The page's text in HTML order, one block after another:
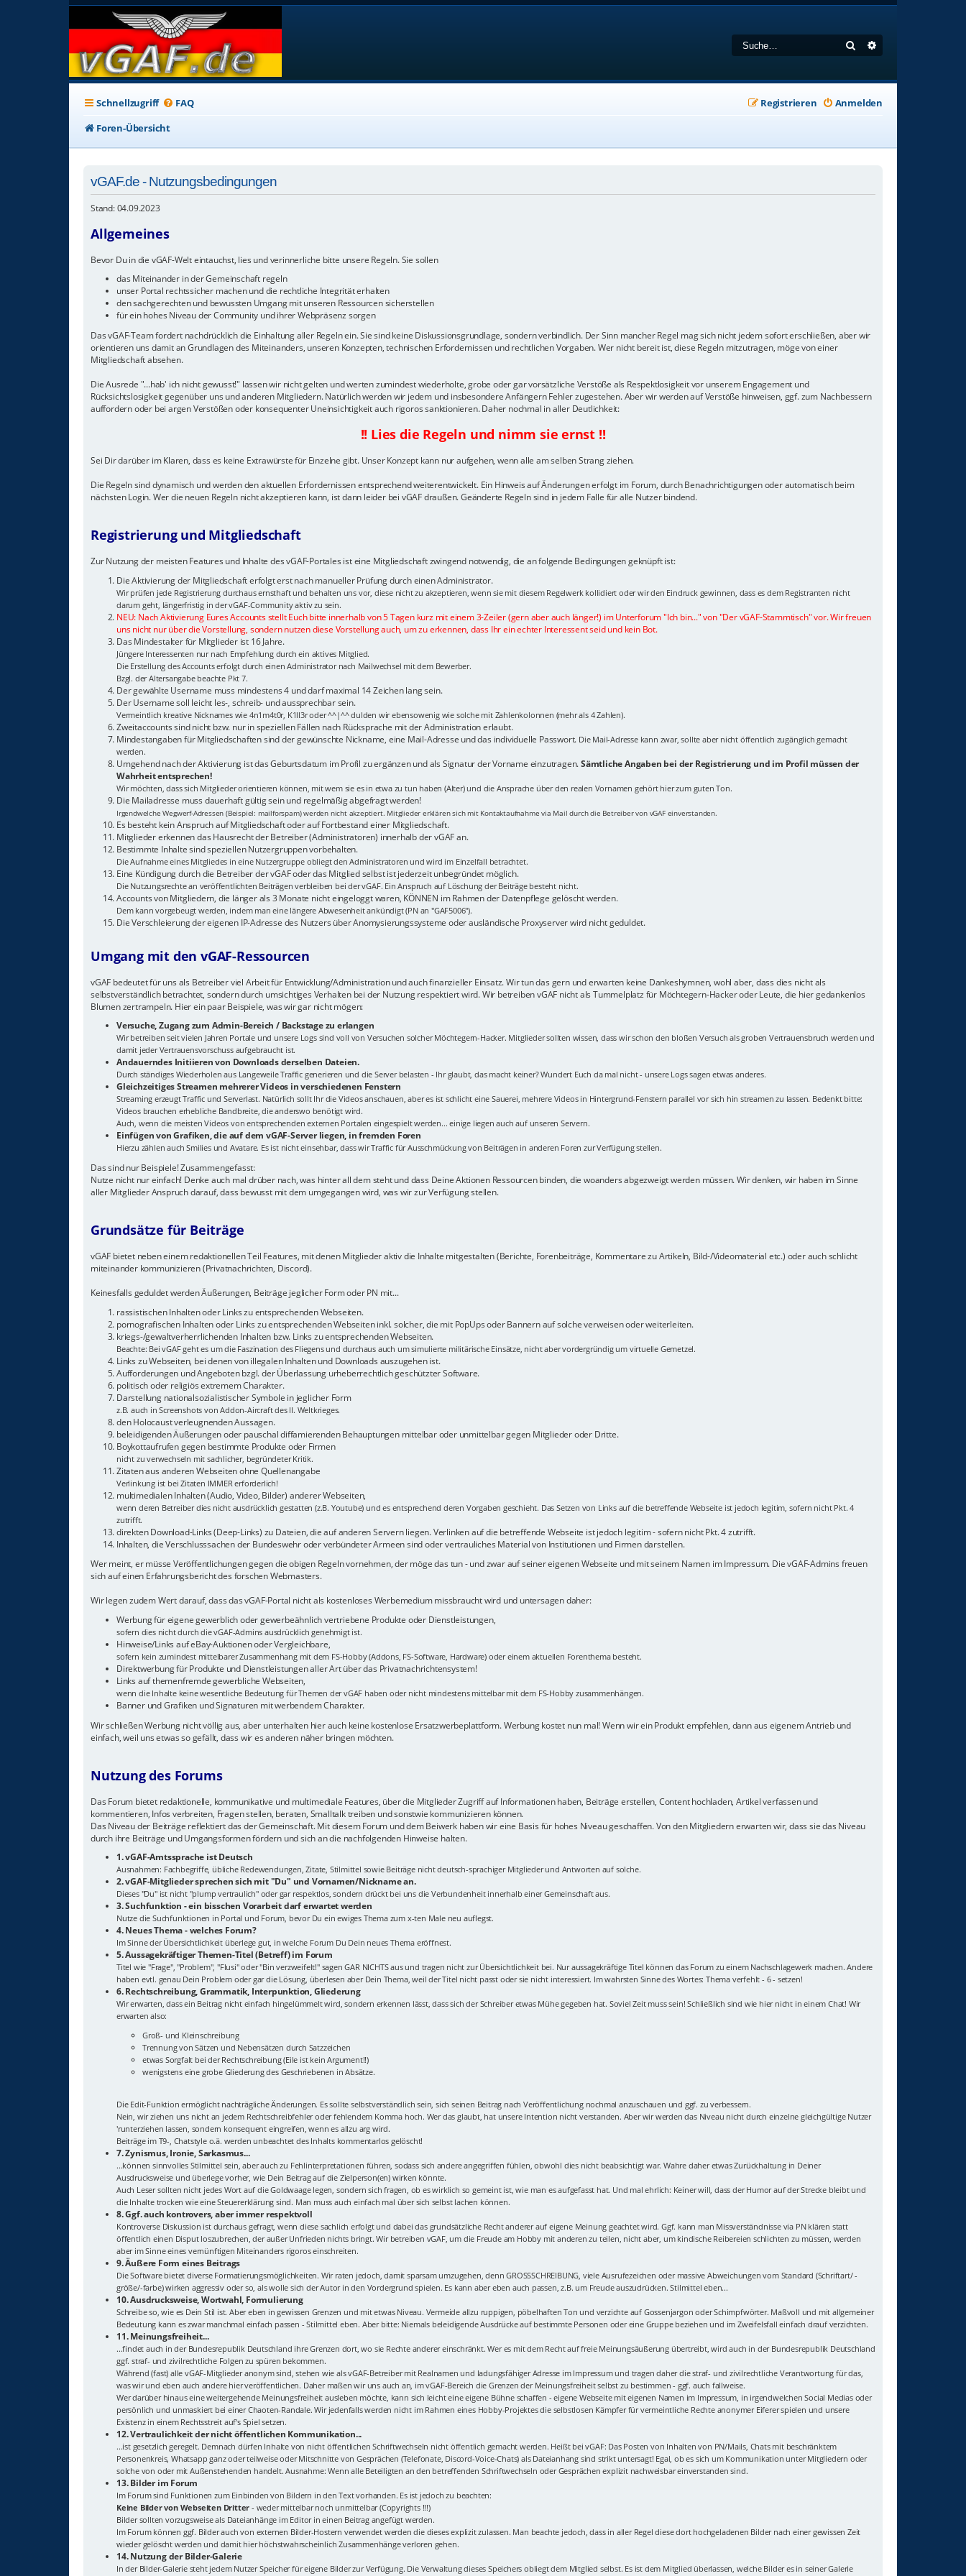
Suche
Schnellzugriff FAQ Anmelden
Registrieren
Foren-Übersicht
vGAF.de - Nutzungsbedingungen
Stand: 04.09.2023
Allgemeines
Bevor Du in die vGAF-Welt eintauchst, lies und verinnerliche bitte unsere Regeln. Sie sollen
das Miteinander in der Gemeinschaft regeln
unser Portal rechtssicher machen und die rechtliche Integrität erhalten
den sachgerechten und bewussten Umgang mit unseren Ressourcen sicherstellen
für ein hohes Niveau der Community und ihrer Webpräsenz sorgen
Das vGAF-Team fordert nachdrücklich die Einhaltung aller Regeln ein. Sie sind keine Diskussionsgrundlage, sondern verbindlich. Der Sinn mancher Regel mag sich nicht jedem sofort erschließen, aber wir
orientieren uns damit an Grundlagen des Miteinanders, unseren Konzepten, technischen Erfordernissen und rechtlichen Vorgaben. Wer nicht bereit ist, diese Regeln mitzutragen, möge von einer
Mitgliedschaft absehen.
Die Ausrede "...hab' ich nicht gewusst!" lassen wir nicht gelten und werten zumindest wiederholte, grobe oder gar vorsätzliche Verstöße als Respektlosigkeit vor unserem Engagement und
Rücksichtslosigkeit gegenüber uns und anderen Mitgliedern. Natürlich werden wir jedem und insbesondere Anfängern Fehler zugestehen. Aber wir werden auf Verstöße hinweisen, ggf. zum Nachbessern
auffordern oder bei argen Verstößen oder konsequenter Uneinsichtigkeit auch rigoros sanktionieren. Daher nochmal in aller Deutlichkeit:
!! Lies die Regeln und nimm sie ernst !!
Sei Dir darüber im Klaren, dass es keine Extrawürste für Einzelne gibt. Unser Konzept kann nur aufgehen, wenn alle am selben Strang ziehen.
Die Regeln sind dynamisch und werden den aktuellen Erfordernissen entsprechend weiterentwickelt. Ein Hinweis auf Änderungen erfolgt im Forum, durch Benachrichtigungen oder automatisch beim
nächsten Login. Wer die neuen Regeln nicht akzeptieren kann, ist dann leider bei vGAF draußen. Geänderte Regeln sind in jedem Falle für alle Nutzer bindend.
Registrierung und Mitgliedschaft
Zur Nutzung der meisten Features und Inhalte des vGAF-Portales ist eine Mitgliedschaft zwingend notwendig, die an folgende Bedingungen geknüpft ist:
Die Aktivierung der Mitgliedschaft erfolgt erst nach manueller Prüfung durch einen Administrator.
Wir prüfen jede Registrierung durchaus ernsthaft und behalten uns vor, diese nicht zu akzeptieren, wenn sie mit diesem Regelwerk kollidiert oder wir den Eindruck gewinnen, dass es dem Registranten nicht
darum geht, längerfristig in der vGAF-Community aktiv zu sein.
NEU: Nach Aktivierung Eures Accounts stellt Euch bitte innerhalb von 5 Tagen kurz mit einem 3-Zeiler (gern aber auch länger!) im Unterforum "Ich bin..." von "Der vGAF-Stammtisch" vor. Wir freuen
uns nicht nur über die Vorstellung, sondern nutzen diese Vorstellung auch, um zu erkennen, dass Ihr ein echter Interessent seid und kein Bot.
Das Mindestalter für Mitglieder ist 16 Jahre.
Jüngere Interessenten nur nach Empfehlung durch ein aktives Mitglied.
Die Erstellung des Accounts erfolgt durch einen Administrator nach Mailwechsel mit dem Bewerber.
Bzgl. der Altersangabe beachte Pkt 7.
Der gewählte Username muss mindestens 4 und darf maximal 14 Zeichen lang sein.
Der Username soll leicht les-, schreib- und aussprechbar sein.
Vermeintlich kreative Nicknames wie 4n1m4t0r, K1ll3r oder ^^|^^ dulden wir ebensowenig wie solche mit Zahlenkolonnen (mehr als 4 Zahlen).
Zweitaccounts sind nicht bzw. nur in speziellen Fällen nach Rücksprache mit der Administration erlaubt.
Mindestangaben für Mitgliedschaften sind der gewünschte Nickname, eine Mail-Adresse und das individuelle Passwort. Die Mail-Adresse kann zwar, sollte aber nicht öffentlich zugänglich gemacht
werden.
Umgehend nach der Aktivierung ist das Geburtsdatum im Profil zu ergänzen und als Signatur der Vorname einzutragen.Sämtliche Angaben bei der Registrierung und im Profil müssen der
Wahrheit entsprechen!
Wir möchten, dass sich Mitglieder orientieren können, mit wem sie es in etwa zu tun haben (Alter) und die Ansprache über den realen Vornamen gehört hier zum guten Ton.
Die Mailadresse muss dauerhaft gültig sein und regelmäßig abgefragt werden!
Irgendwelche Wegwerf-Adressen (Beispiel: mailforspam) werden nicht akzeptiert. Mitglieder erklären sich mit Kontaktaufnahme via Mail durch die Betreiber von vGAF einverstanden.
Es besteht kein Anspruch auf Mitgliedschaft oder auf Fortbestand einer Mitgliedschaft.
Mitglieder erkennen das Hausrecht der Betreiber (Administratoren) innerhalb der vGAF an.
Bestimmte Inhalte sind speziellen Nutzergruppen vorbehalten.
Die Aufnahme eines Mitgliedes in eine Nutzergruppe obliegt den Administratoren und wird im Einzelfall betrachtet.
Eine Kündigung durch die Betreiber der vGAF oder das Mitglied selbst ist jederzeit unbegründet möglich.
Die Nutzungsrechte an veröffentlichten Beiträgen verbleiben bei der vGAF. Ein Anspruch auf Löschung der Beiträge besteht nicht.
Accounts von Mitgliedern, die länger als 3 Monate nicht eingeloggt waren, KÖNNEN im Rahmen der Datenpflege gelöscht werden.
Dem kann vorgebeugt werden, indem man eine längere Abwesenheit ankündigt (PN an "GAF5006").
Die Verschleierung der eigenen IP-Adresse des Nutzers über Anomysierungssysteme oder ausländische Proxyserver wird nicht geduldet.
Umgang mit den vGAF-Ressourcen
vGAF bedeutet für uns als Betreiber viel Arbeit für Entwicklung/Administration und auch finanzieller Einsatz. Wir tun das gern und erwarten keine Dankeshymnen, wohl aber, dass dies nicht als
selbstverständlich betrachtet, sondern durch umsichtiges Verhalten bei der Nutzung respektiert wird. Wir betreiben vGAF nicht als Tummelplatz für Möchtegern-Hacker oder Leute, die hier gedankenlos
Blumen zertrampeln. Hier ein paar Beispiele, was wir gar nicht mögen:
Versuche, Zugang zum Admin-Bereich / Backstage zu erlangen
Wir betreiben seit vielen Jahren Portale und unsere Logs sind voll von Versuchen solcher Möchtegern-Hacker. Mitglieder sollten wissen, dass wir schon den bloßen Versuch als groben Vertrauensbruch werden und
damit jeder Vertrauensvorschuss aufgebraucht ist.
Andauerndes Initiieren von Downloads derselben Dateien.
Durch ständiges Wiederholen aus Langeweile Traffic generieren und die Server belasten - Ihr glaubt, das macht keiner? Wundert Euch da mal nicht - unsere Logs sagen etwas anderes.
Gleichzeitiges Streamen mehrerer Videos in verschiedenen Fenstern
Streaming erzeugt Traffic und Serverlast. Natürlich sollt Ihr die Videos anschauen, aber es ist schlicht eine Sauerei, mehrere Videos in Hintergrund-Fenstern parallel vor sich hin streamen zu lassen. Bedenkt bitte:
Videos brauchen erhebliche Bandbreite, die anderswo benötigt wird.
Auch, wenn die meisten Videos von entsprechenden externen Portalen eingespielt werden... einige liegen auch auf unseren Servern.
Einfügen von Grafiken, die auf dem vGAF-Server liegen, in fremden Foren
Hierzu zählen auch Smilies und Avatare. Es ist nicht einsehbar, dass wir Traffic für Ausschmückung von Beiträgen in anderen Foren zur Verfügung stellen.
Das sind nur Beispiele! Zusammengefasst:
Nutze nicht nur einfach! Denke auch mal drüber nach, was hinter all dem steht und dass Deine Aktionen Ressourcen binden, die woanders abgezweigt werden müssen. Wir denken, wir haben im Sinne
aller Mitglieder Anspruch darauf, dass bewusst mit dem umgegangen wird, was wir zur Verfügung stellen.
Grundsätze für Beiträge
vGAF bietet neben einem redaktionellen Teil Features, mit denen Mitglieder aktiv die Inhalte mitgestalten (Berichte, Forenbeiträge, Kommentare zu Artikeln, Bild-/Videomaterial etc.) oder auch schlicht
miteinander kommunizieren (Privatnachrichten, Discord).
Keinesfalls geduldet werden Äußerungen, Beiträge jeglicher Form oder PN mit...
rassistischen Inhalten oder Links zu entsprechenden Webseiten.
pornografischen Inhalten oder Links zu entsprechenden Webseiten inkl. solcher, die mit PopUps oder Bannern auf solche verweisen oder weiterleiten.
kriegs-/gewaltverherrlichenden Inhalten bzw. Links zu entsprechenden Webseiten.
Beachte: Bei vGAF geht es um die Faszination des Fliegens und durchaus auch um simulierte militärische Einsätze, nicht aber vordergründig um virtuelle Gemetzel.
Links zu Webseiten, bei denen von illegalen Inhalten und Downloads auszugehen ist.
Aufforderungen und Angeboten bzgl. der Überlassung urheberrechtlich geschützter Software.
politisch oder religiös extremem Charakter.
Darstellung nationalsozialistischer Symbole in jeglicher Form
z.B. auch in Screenshots von Addon-Aircraft des II. Weltkrieges.
den Holocaust verleugnenden Aussagen.
beleidigenden Äußerungen oder pauschal diffamierenden Behauptungen mittelbar oder unmittelbar gegen Mitglieder oder Dritte.
Boykottaufrufen gegen bestimmte Produkte oder Firmen
nicht zu verwechseln mit sachlicher, begründeter Kritik.
Zitaten aus anderen Webseiten ohne Quellenangabe
Verlinkung ist bei Zitaten IMMER erforderlich!
multimedialen Inhalten (Audio, Video, Bilder) anderer Webseiten,
wenn deren Betreiber dies nicht ausdrücklich gestatten (z.B. Youtube) und es entsprechend deren Vorgaben geschieht. Das Setzen von Links auf die betreffende Webseite ist jedoch legitim, sofern nicht Pkt. 4
zutrifft.
direkten Download-Links (Deep-Links) zu Dateien, die auf anderen Servern liegen. Verlinken auf die betreffende Webseite ist jedoch legitim - sofern nicht Pkt. 4 zutrifft.
Inhalten, die Verschlusssachen der Bundeswehr oder verbündeter Armeen sind oder vertrauliches Material von Institutionen und Firmen darstellen.
Wer meint, er müsse Veröffentlichungen gegen die obigen Regeln vornehmen, der möge das tun - und zwar auf seiner eigenen Webseite und mit seinem Namen im Impressum. Die vGAF-Admins freuen
sich auf einen Erfahrungsbericht des forschen Webmasters.
Wir legen zudem Wert darauf, dass das vGAF-Portal nicht als kostenloses Werbemedium missbraucht wird und untersagen daher:
Werbung für eigene gewerblich oder gewerbeähnlich vertriebene Produkte oder Dienstleistungen,
sofern dies nicht durch die vGAF-Admins ausdrücklich genehmigt ist.
Hinweise/Links auf eBay-Auktionen oder Vergleichbare,
sofern kein zumindest mittelbarer Zusammenhang mit dem FS-Hobby (Addons, FS-Software, Hardware) oder einem aktuellen Forenthema besteht.
Direktwerbung für Produkte und Dienstleistungen aller Art über das Privatnachrichtensystem!
Links auf themenfremde gewerbliche Webseiten,
wenn die Inhalte keine wesentliche Bedeutung für Themen der vGAF haben oder nicht mindestens mittelbar mit dem FS-Hobby zusammenhängen.
Banner und Grafiken und Signaturen mit werbendem Charakter.
Wir schließen Werbung nicht völlig aus, aber unterhalten hier auch keine kostenlose Ersatzwerbeplattform. Werbung kostet nun mal! Wenn wir ein Produkt empfehlen, dann aus eigenem Antrieb und
einfach, weil uns etwas so gefällt, dass wir es anderen näher bringen möchten.
Nutzung des Forums
Das Forum bietet redaktionelle, kommunikative und multimediale Features, über die Mitglieder Zugriff auf Informationen haben, Beiträge erstellen, Content hochladen, Artikel verfassen und
kommentieren, Infos verbreiten, Fragen stellen, beraten, Smalltalk treiben und sonstwie kommunizieren können.
Das Niveau der Beiträge reflektiert das der Gemeinschaft. Mit diesem Forum und dem Beiwerk haben wir eine Basis für hohes Niveau geschaffen. Von den Mitgliedern erwarten wir, dass sie das Niveau
durch ihre Beiträge und Umgangsformen fördern und sich an die nachfolgenden Hinweise halten.
1. vGAF-Amtssprache ist Deutsch
Ausnahmen: Fachbegriffe, übliche Redewendungen, Zitate, Stilmittel sowie Beiträge nicht deutsch-sprachiger Mitglieder und Antworten auf solche.
2. vGAF-Mitglieder sprechen sich mit "Du" und Vornamen/Nickname an.
Dieses "Du" ist nicht "plump vertraulich" oder gar respektlos, sondern drückt bei uns die Verbundenheit innerhalb einer Gemeinschaft aus.
3. Suchfunktion - ein bisschen Vorarbeit darf erwartet werden
Nutze die Suchfunktionen in Portal und Forum, bevor Du ein ewiges Thema zum x-ten Male neu auflegst.
4. Neues Thema - welches Forum?
Im Sinne der Übersichtlichkeit überlege gut, in welche Forum Du Dein neues Thema eröffnest.
5. Aussagekräftiger Themen-Titel (Betreff) im Forum
Titel wie "Frage", "Problem", "Flusi" oder "Bin verzweifelt!" sagen GAR NICHTS aus und tragen nicht zur Übersichtlichkeit bei. Nur aussagekräftige Titel können das Forum zu einem Nachschlagewerk machen. Andere
haben evtl. genau Dein Problem oder gar die Lösung, überlesen aber Dein Thema, weil der Titel nicht passt oder sie nicht interessiert. Im wahrsten Sinne des Wortes: Thema verfehlt - 6 - setzen!
6. Rechtschreibung, Grammatik, Interpunktion, Gliederung
Wir erwarten, dass ein Beitrag nicht einfach hingelümmelt wird, sondern erkennen lässt, dass sich der Schreiber etwas Mühe gegeben hat. Soviel Zeit muss sein! Schließlich sind wie hier nicht in einem Chat! Wir
erwarten also:
Groß- und Kleinschreibung
Trennung von Sätzen und Nebensätzen durch Satzzeichen
etwas Sorgfalt bei der Rechtschreibung (Eile ist kein Argument!!)
wenigstens eine grobe Gliederung des Geschriebenen in Absätze.
Die Edit-Funktion ermöglicht nachträgliche Änderungen. Es sollte selbstverständlich sein, sich seinen Beitrag nach Veröffentlichung nochmal anzuschauen und ggf. zu verbessern.
Nein, wir ziehen uns nicht an jedem Rechtschreibfehler oder fehlendem Komma hoch. Wer das glaubt, hat unsere Intention nicht verstanden. Aber wir werden das Niveau nicht durch einzelne gleichgültige Nutzer
'runterziehen lassen, sondern konsequent eingreifen, wenn es allzu arg wird.
Beiträge im T9-, Chatstyle o.ä. werden unbeachtet des Inhalts kommentarlos gelöscht!
7. Zynismus, Ironie, Sarkasmus...
...können sinnvolles Stilmittel sein, aber auch zu Fehlinterpretationen führen, sodass sich andere angegriffen fühlen, obwohl dies nicht beabsichtigt war. Wahre daher etwas Zurückhaltung in Deiner
Ausdrucksweise und überlege vorher, wie Dein Beitrag auf die Zielperson(en) wirken könnte.
Auch Leser sollten nicht jedes Wort auf die Goldwaage legen, sondern sich fragen, ob es wirklich so gemeint ist, wie man es aufgefasst hat. Und mal ehrlich: Keiner will, dass der Humor auf der Strecke bleibt und
die Inhalte trocken wie eine Steuererklärung sind. Man muss auch einfach mal über sich selbst lachen können.
8. Ggf. auch kontrovers, aber immer respektvoll
Kontroverse Diskussion ist durchaus gefragt, wenn diese sachlich erfolgt und dabei das grundsätzliche Recht anderer auf eigene Meinung geachtet wird. Ggf. kann man Missverständnisse via PN klären statt
öffentlich einen Disput loszubrechen, der außer Unfrieden nichts bringt. Wir betreiben vGAF, um die Freude am Hobby mit anderen zu teilen, nicht aber, um kindische Reibereien schlichten zu müssen, werden
aber im Sinne eines vernünftigen Miteinanders rigoros einschreiten.
9. Äußere Form eines Beitrags
Die Software bietet diverse Formatierungsmöglichkeiten. Wir raten jedoch, damit sparsam umzugehen, denn GROSSSCHREIBUNG, viele Ausrufezeichen oder massive Abweichungen vom Standard (Schriftart/ -
größe/-farbe) wirken aggressiv oder so, als wolle sich der Autor in den Vordergrund spielen. Es kann aber eben auch passen, z.B. um Freude auszudrücken. Stilmittel eben...
10. Ausdrucksweise, Wortwahl, Formulierung
Schreibe so, wie es Dein Stil ist. Aber eben in gewissen Grenzen und mit etwas Niveau. Vermeide allzu ruppigen, pöbelhaften Ton und verzichte auf Gossenjargon oder Schimpfwörter. Maßvoll und mit allgemeiner
Bedeutung kann es zwar manchmal einfach passen - Stilmittel eben. Aber bitte: Niemals beleidigende Ausdrücke auf bestimmte Personen oder eine Gruppe beziehen und im Zweifelsfall einfach drauf verzichten.
11. Meinungsfreiheit...
...findet auch in der Bundesrepublik Deutschland ihre Grenzen dort, wo sie Rechte anderer einschränkt. Wer es mit dem Recht auf freie Meinungsäußerung übertreibt, wird auch in der Bundesrepublik Deutschland
ggf. straf- und zivilrechtliche Folgen zu spüren bekommen.
Während (fast) alle vGAF-Mitglieder anonym sind, stehen wie als vGAF-Betreiber mit Realnamen und ladungsfähiger Adresse im Impressum und tragen daher die straf- und zivilrechtliche Verantwortung für das,
was wir und eben auch andere hier veröffentlichen. Daher maßen wir uns auch an, im vGAF-Bereich die Grenzen der Meinungsfreiheit selbst zu bestimmen - ggf. auch fallweise.
Wer darüber hinaus eine weitergehende Meinungsfreiheit ausleben möchte, kann sich leicht eine eigene Bühne schaffen - eigene Webseite mit eigenen Namen im Impressum, in irgendwelchen Social Medias oder
persönlich und unmaskiert bei einer Chaoten-Randale. Wir jedenfalls werden nicht im Rahmen eines Hobby-Projektes die selbstlosen Kämpfer für vermeintliche Rechte anonymer Eiferer spielen und unsere
Existenz in einem Rechtsstreit auf's Spiel setzen.
12. Vertraulichkeit der nicht öffentlichen Kommunikation...
...ist gesetzlich geregelt. Demnach dürfen Inhalte von nicht öffentlichen Schriftwechseln nicht öffentlich gemacht werden. Heißt bei vGAF: Das Posten von Inhalten von PN/Mails, Chats mit beschränktem
Personenkreis, Whatsapp ganz oder teilweise oder Mitschnitte von Gesprächen (Telefonate, Discord-Voice-Chats) als Dateianhang sind strikt untersagt! Egal, ob es sich um Kommunikation unter Mitgliedern oder
solche von oder mit Außenstehenden handelt. Ausnahme: Wenn alle Beteiligten an den betreffenden Schriftwechseln oder Gesprächen explizit nachweisbar einverstanden sind.
13. Bilder im Forum
Im Forum sind Funktionen zum Einbinden von Bildern in den Text vorhanden. Es ist jedoch zu beachten:
Keine Bilder von Webseiten Dritter - weder mittelbar noch unmittelbar (Copyrights !!!)
Bilder sollten vorzugsweise als Dateianhänge im Editor in einen Beitrag angefügt werden.
Im Forum können ggf. Bilder auch von externen Bilder-Hostern verwendet werden die dieses explizit zulassen. Man beachte jedoch, dass in aller Regel diese dort hochgeladenen Bilder nach einer gewissen Zeit
wieder gelöscht werden und damit hier höchstwahrscheinlich Zusammenhänge verloren gehen.
14. Nutzung der Bilder-Galerie
In der Bilder-Galerie steht jedem Nutzer Speicher für eigene Bilder zur Verfügung. Die Verwaltung dieses Speichers obliegt dem Mitglied selbst. Es ist dem Mitglied überlassen, welche Bilder es in seiner Galerie